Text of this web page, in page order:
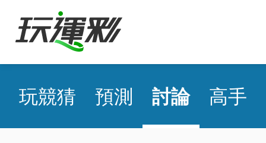
玩競猜 預測 討論 高手